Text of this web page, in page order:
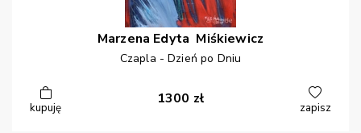
Marzena Edyta Miśkiewicz
Czapla - Dzień po Dniu
kupuję
1300 zł
zapisz